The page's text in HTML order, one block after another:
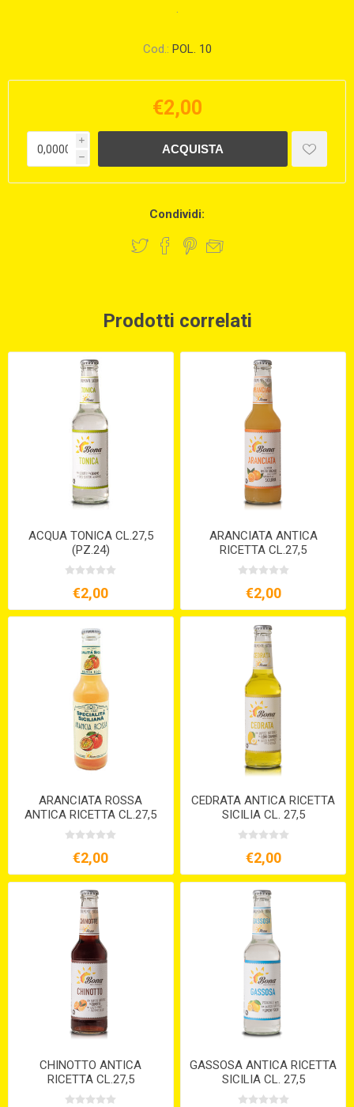
.
Cod.: POL. 10
€2,00
i
h
Condividi:
Prodotti correlati
ACQUA TONICA CL.27,5
(PZ.24)
€2,00
ARANCIATA ANTICA
RICETTA CL.27,5
€2,00
ARANCIATA ROSSA
ANTICA RICETTA CL.27,5
€2,00
CEDRATA ANTICA RICETTA
SICILIA CL. 27,5
€2,00
CHINOTTO ANTICA
RICETTA CL.27,5
GASSOSA ANTICA RICETTA
SICILIA CL. 27,5